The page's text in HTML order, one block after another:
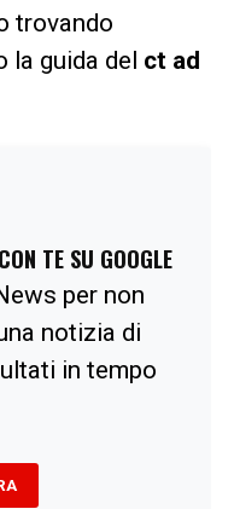
trovando
guida del ct ad
TE SU GOOGLE
per non
notizia di
in tempo